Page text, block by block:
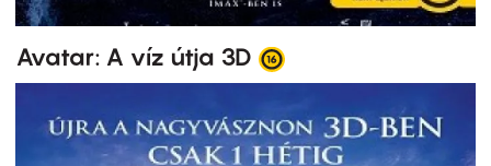
Avatar: A víz útja 3D